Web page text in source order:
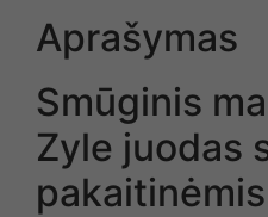
Aprašymas
Smūginis
Zyle juodas